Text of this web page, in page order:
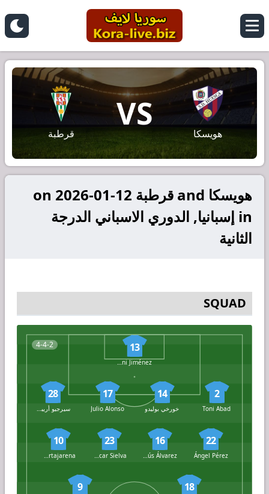
هويسكا
VS
قرطبة
هويسكا and قرطبة on 2026-01-12
in إسبانيا, الدوري الاسباني الدرجة
الثانية
SQUAD
4-4-2 13
Dani Jiménez
2
Toni Abad
14
خورخي بوليدو
17
Julio Alonso
28
سيرجيو أريباس
22
Ángel Pérez
16
Jesús Álvarez
23
10
18
9